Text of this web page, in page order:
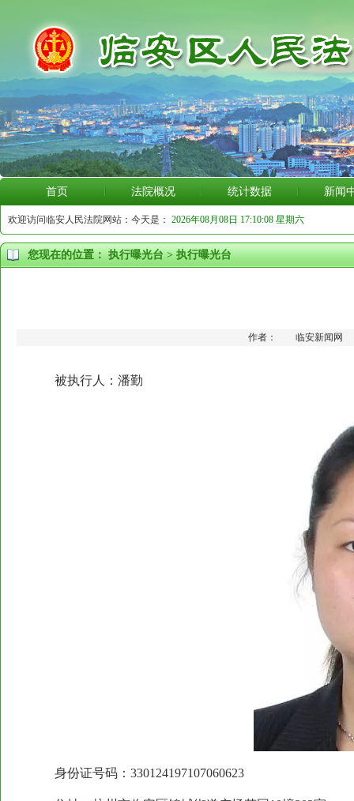
首页 法院概况 统计数据 新闻
欢迎访问临安人民法院网站：今天是： 2026年08月08日 17:10:08 星期六
您现在的位置：执行曝光台>执行曝光台
作者： 临安新闻网 更
被执行人：潘勤
身份证号码：330124197107060623